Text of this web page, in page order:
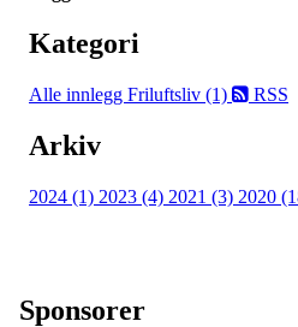
Kategori
Alle innlegg Friluftsliv (1) RSS
Arkiv
2024 (1) 2023 (4) 2021 (3) 2020
Sponsorer